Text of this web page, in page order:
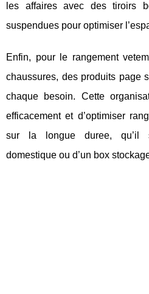
les affaires avec des tiroirs
suspendues pour optimiser
Enfin, pour le rangement
chaussures, des produits page
chaque besoin. Cette
efficacement et d’optimiser
sur la longue duree, qu’il
domestique ou d’un box